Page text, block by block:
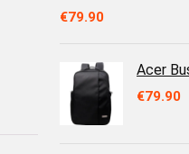
€79.90
Acer
€79.90